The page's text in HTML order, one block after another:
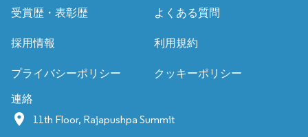
受賞歴・表彰歴 よくある質問
採用情報 利用規約
プライバシーポリシー クッキーポリシー
連絡
11th Floor, Rajapushpa Summit